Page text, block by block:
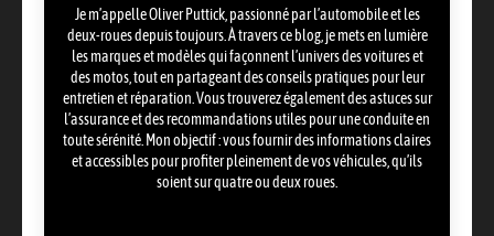
Je m’appelle Oliver Puttick, passionné par l’automobile et les
deux-roues depuis toujours. À travers ce blog, je mets en lumière
les marques et modèles qui façonnent l’univers des voitures et
des motos, tout en partageant des conseils pratiques pour leur
entretien et réparation. Vous trouverez également des astuces sur
l’assurance et des recommandations utiles pour une conduite en
toute sérénité. Mon objectif : vous fournir des informations claires
et accessibles pour profiter pleinement de vos véhicules, qu’ils
soient sur quatre ou deux roues.